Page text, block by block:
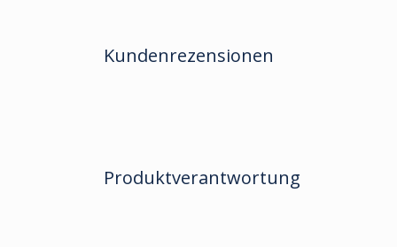
Kundenrezensionen
Produktverantwortung